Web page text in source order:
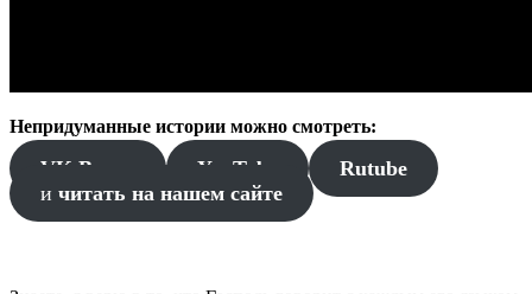
Непридуманные истории можно смотреть:
VK Видео YouTube
Rutube
и читать на нашем сайте